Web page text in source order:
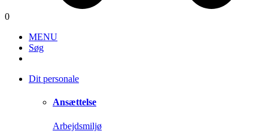
0
MENU
Søg
Dit personale
Ansættelse
Arbejdsmiljø